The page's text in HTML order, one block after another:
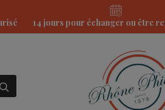
14 jours pour échanger ou être